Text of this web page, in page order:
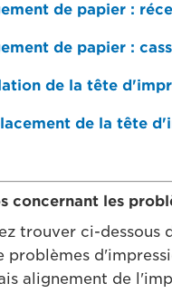
de papier :
de papier :
de la tête
de la tête
concernant les
trouver ci-dessous
problèmes
alignement de